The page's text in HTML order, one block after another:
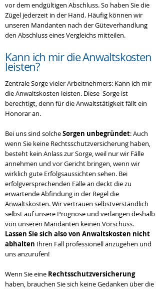
vor dem endgültigen Abschluss. So haben Sie die
Zügel jederzeit in der Hand. Häufig können wir
unseren Mandanten nach der Güteverhandlung
den Abschluss eines Vergleichs mitteilen.
Kann ich mir dieAnwaltskosten
leisten?
Zentrale Sorge vieler Arbeitnehmers: Kann ich mir
die Anwaltskosten leisten. Diese Sorge ist
berechtigt, denn für die Anwaltstätigkeit fällt ein
Honorar an.
Bei uns sind solcheSorgen unbegründet: Auch
wenn Sie keine Rechtsschutzversicherung haben,
besteht kein Anlass zur Sorge, weil nur wir Fälle
annehmen und vor Gericht bringen, wenn wir
wirklich gute Erfolgsaussichten sehen. Bei
erfolgversprechenden Fälle an deckt die zu
erwartende Abfindung in der Regel die
Anwaltskosten. Wir vertrauen selbstverständlich
selbst auf unsere Prognose und verlangen deshalb
von unseren Mandanten keinen Vorschuss.
Lassen Sie sich also von Anwaltskosten nicht
abhalten Ihren Fall professionell anzugehen und
uns anzurufen!
Wenn Sie eine Rechtsschutzversicherung
haben, brauchen Sie sich keine Gedanken über die